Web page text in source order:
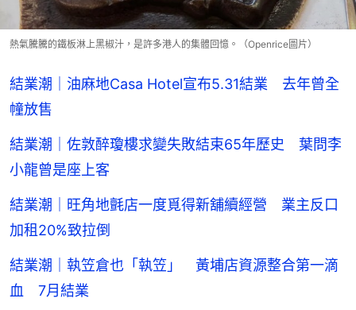
熱氣騰騰的鐵板淋上黑椒汁，是許多港人的集體回憶。（Openrice圖片）
結業潮｜油麻地Casa Hotel宣布5.31結業 去年曾全
幢放售
結業潮｜佐敦醉瓊樓求變失敗結束65年歷史 葉問李
小龍曾是座上客
結業潮｜旺角地氈店一度覓得新舖續經營 業主反口
加租20%致拉倒
結業潮｜執笠倉也「執笠」 黃埔店資源整合第一滴
血 7月結業